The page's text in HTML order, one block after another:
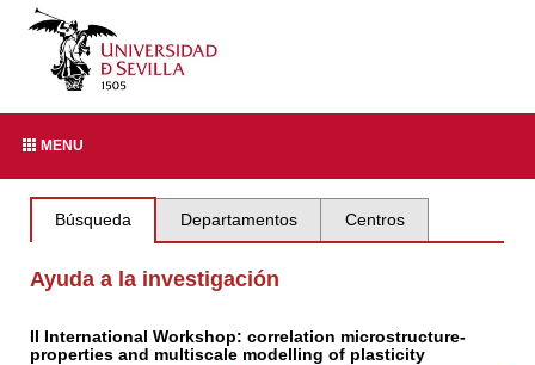
MENU
Búsqueda Departamentos Centros
Ayuda a la investigación
II International Workshop: correlation microstructure-
properties and multiscale modelling of plasticity